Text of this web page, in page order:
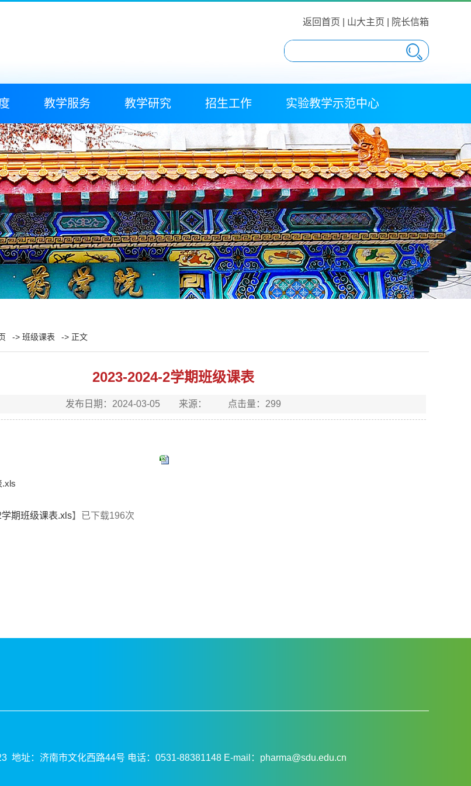
返回首页 山大主页 院长信箱
教学服务 教学研究 招生工作 实验教学示范中心
-> 班级课表 -> 正文
2023-2024-2学期班级课表
发布日期：2024-03-05 来源： 点击量： 299
.xls
期班级课表.xls】已下载196次
地址：济南市文化西路44号 电话：0531-88381148 E-mail：pharma@sdu.edu.cn